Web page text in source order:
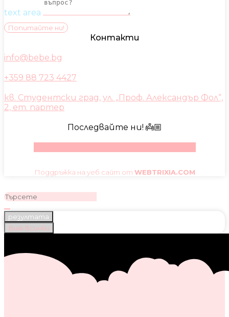
text area
Попитайте ни!
Контакти
info@bebe.bg
+359 88 723 4427
кв. Студентски град, ул. „Проф. Александър Фол“,
2, ет. партер
Последвайте ни! 👼🏼
Поддръжка на уеб сайт от WEBTRIXIA.COM
резултата
Виж всички